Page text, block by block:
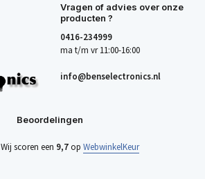
Vragen of advies over onze
producten ?
0416-234999
ma t/m vr 11:00-16:00
info@benselectronics.nl
Beoordelingen
Wij scoren een 9,7op WebwinkelKeur